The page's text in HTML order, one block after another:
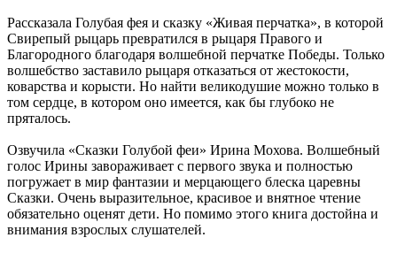
Рассказала Голубая фея и сказку «Живая перчатка», в которой
Свирепый рыцарь превратился в рыцаря Правого и
Благородного благодаря волшебной перчатке Победы. Только
волшебство заставило рыцаря отказаться от жестокости,
коварства и корысти. Но найти великодушие можно только в
том сердце, в котором оно имеется, как бы глубоко не
пряталось.
Озвучила «Сказки Голубой феи» Ирина Мохова. Волшебный
голос Ирины завораживает с первого звука и полностью
погружает в мир фантазии и мерцающего блеска царевны
Сказки. Очень выразительное, красивое и внятное чтение
обязательно оценят дети. Но помимо этого книга достойна и
внимания взрослых слушателей.